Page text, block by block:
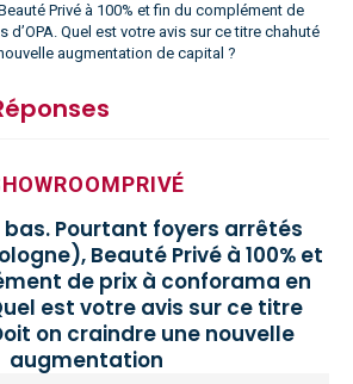
Privé à 100% et fin du complément de
d’OPA. Quel est votre avis sur ce titre chahuté
augmentation de capital ?
Pourtant foyers arrêtés
Beauté Privé à 100% et
de prix à conforama en
est votre avis sur ce titre
on craindre une nouvelle
augmentation